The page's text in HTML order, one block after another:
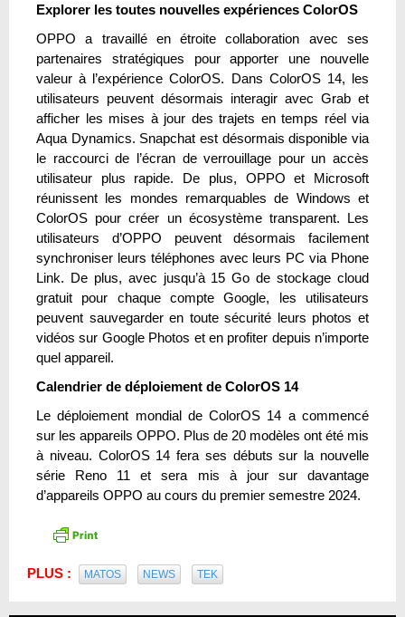
Explorer les toutes nouvelles expériences ColorOS
OPPO a travaillé en étroite collaboration avec ses
partenaires stratégiques pour apporter une nouvelle
valeur à l’expérience ColorOS. Dans ColorOS 14, les
utilisateurs peuvent désormais interagir avec Grab et
afficher les mises à jour des trajets en temps réel via
Aqua Dynamics. Snapchat est désormais disponible via
le raccourci de l’écran de verrouillage pour un accès
utilisateur plus rapide. De plus, OPPO et Microsoft
réunissent les mondes remarquables de Windows et
ColorOS pour créer un écosystème transparent. Les
utilisateurs d’OPPO peuvent désormais facilement
synchroniser leurs téléphones avec leurs PC via Phone
Link. De plus, avec jusqu’à 15 Go de stockage cloud
gratuit pour chaque compte Google, les utilisateurs
peuvent sauvegarder en toute sécurité leurs photos et
vidéos sur Google Photos et en profiter depuis n’importe
quel appareil.
Calendrier de déploiement de ColorOS 14
Le déploiement mondial de ColorOS 14 a commencé
sur les appareils OPPO. Plus de 20 modèles ont été mis
à niveau. ColorOS 14 fera ses débuts sur la nouvelle
série Reno 11 et sera mis à jour sur davantage
d’appareils OPPO au cours du premier semestre 2024.
PLUS : MATOS NEWS TEK